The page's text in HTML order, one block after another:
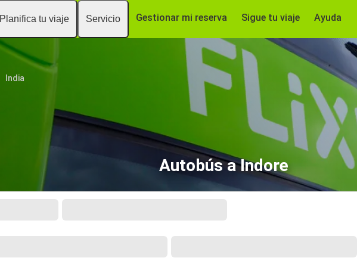
Planifica tu viaje Servicio Gestionar mi reserva Sigue tu viaje Ayuda
India
Autobús a Indore